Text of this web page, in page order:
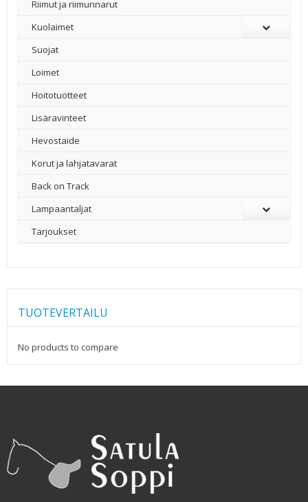
Riimut ja riimunnarut
Kuolaimet
Suojat
Loimet
Hoitotuotteet
Lisäravinteet
Hevostaide
Korut ja lahjatavarat
Back on Track
Lampaantaljat
Tarjoukset
TUOTEVERTAILU
No products to compare